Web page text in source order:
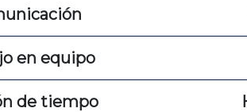
en equipo
de tiempo